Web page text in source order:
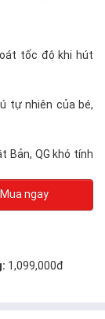
tốc độ khi hút
tự nhiên của bé,
Bản, QG khó tính
Mua ngay
1,099,000đ